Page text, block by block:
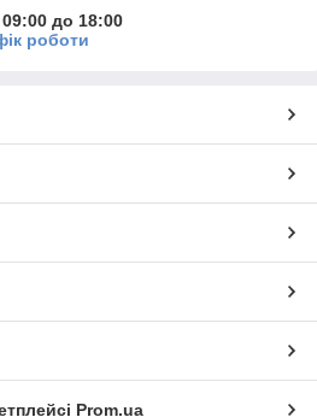
до 18:00
роботи
Prom.ua